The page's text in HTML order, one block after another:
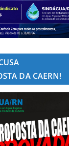
DA CAERN!